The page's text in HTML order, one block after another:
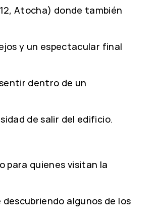
Atocha) donde también
y un espectacular final
dentro de un
de salir del edificio.
para quienes visitan la
algunos de los